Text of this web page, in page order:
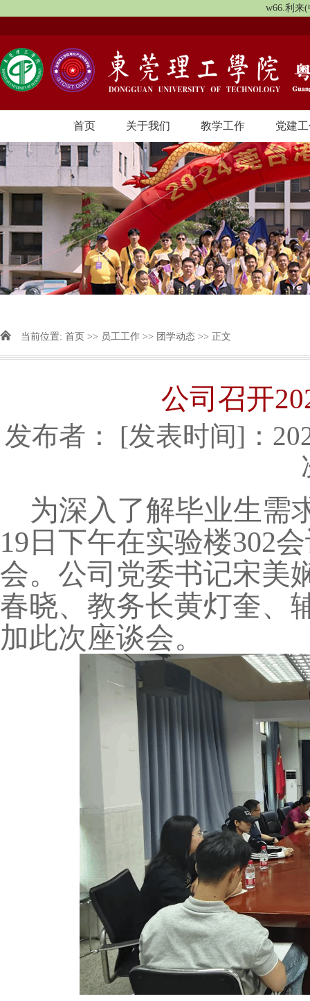
w66.利来
首页 关于我们 教学工作 党建
当前位置: 首页 >> 员工工作 >> 团学动态 >> 正文
公司召开
发布者：
[发表时间]：
为深入了解毕业生需
19日下午在实验楼302
会。公司党委书记宋美
春晓、教务长黄灯奎、
加此次座谈会。